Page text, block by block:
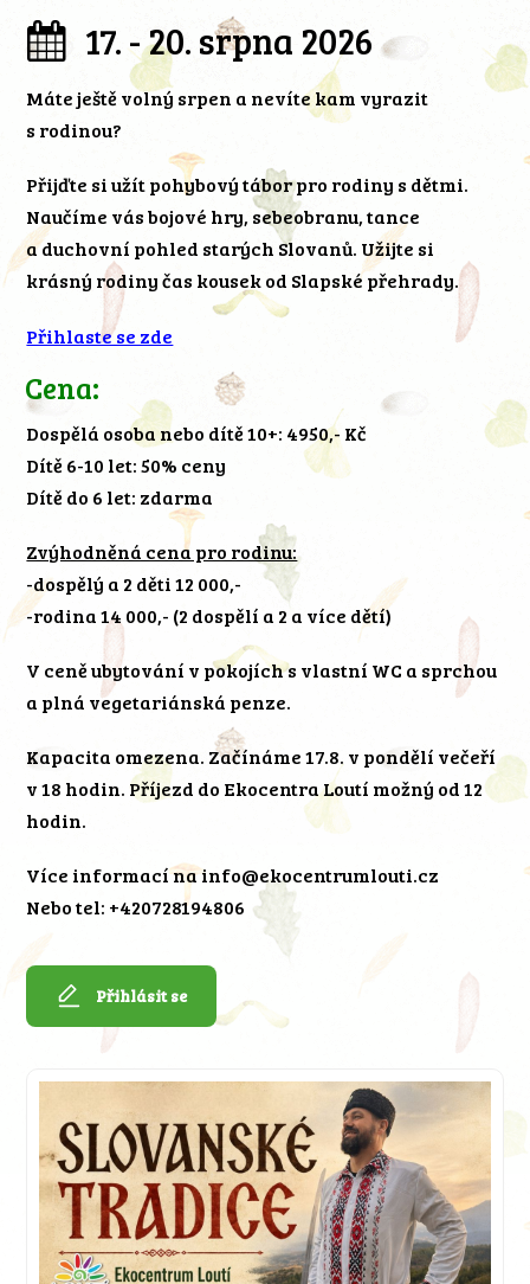
17. - 20. srpna 2026
Máte ještě volný srpen a nevíte kam vyrazit
s rodinou?
Přijďte si užít pohybový tábor pro rodiny s dětmi.
Naučíme vás bojové hry, sebeobranu, tance
a duchovní pohled starých Slovanů. Užijte si
krásný rodiny čas kousek od Slapské přehrady.
Přihlaste se zde
Cena:
Dospělá osoba nebo dítě 10+: 4950,- Kč
Dítě 6-10 let: 50% ceny
Dítě do 6 let: zdarma
Zvýhodněná cena pro rodinu:
-dospělý a 2 děti 12 000,-
-rodina 14 000,- (2 dospělí a 2 a více dětí)
V ceně ubytování v pokojích s vlastní WC a sprchou
a plná vegetariánská penze.
Kapacita omezena. Začínáme 17.8. v pondělí večeří
v 18 hodin. Příjezd do Ekocentra Loutí možný od 12
hodin.
Více informací na info@ekocentrumlouti.cz
Nebo tel: +420728194806
Přihlásit se